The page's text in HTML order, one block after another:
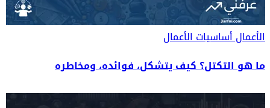
الأعمالأساسيات الأعمال
ما هو التكتل؟ كيف يتشكل، فوائده، ومخاطره